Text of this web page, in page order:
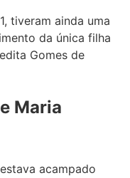
tiveram ainda uma
da única filha
Gomes de
Maria
acampado